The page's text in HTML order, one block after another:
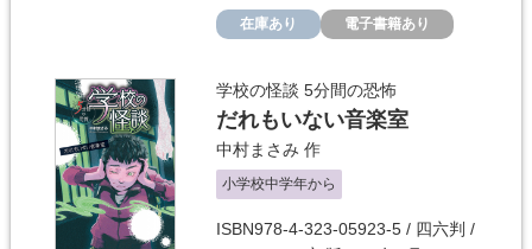
在庫あり 電子書籍あり
学校の怪談 5分間の恐怖
だれもいない音楽室
中村まさみ 作
小学校中学年から
ISBN978-4-323-05923-5 / 四六判 /